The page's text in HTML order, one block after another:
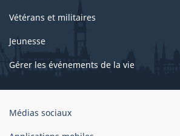
Vétérans et militaires
Jeunesse
Gérer les événements de la vie
Organisation
Médias sociaux